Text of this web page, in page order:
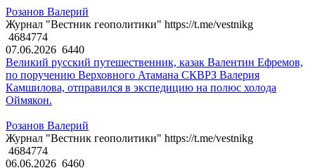
Розанов Валерий
Журнал "Вестник геополитики" https://t.me/vestnikg
4684774
07.06.2026 6440
Великий русский путешественник, казак Валентин Ефремов,
по поручению Верховного Атамана СКВРЗ Валерия
Камшилова, отправился в экспедицию на полюс холода
Оймякон.
Розанов Валерий
Журнал "Вестник геополитики" https://t.me/vestnikg
4684774
06.06.2026 6460